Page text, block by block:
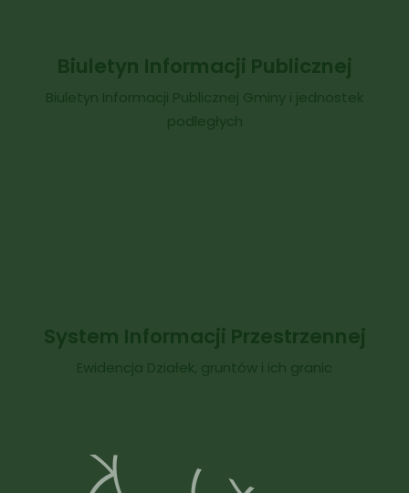
Biuletyn Informacji Publicznej
Biuletyn Informacji Publicznej Gminy i jednostek
podległych
System Informacji Przestrzennej
Ewidencja Działek, gruntów i ich granic